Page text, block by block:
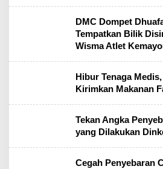
DMC Dompet
Tempatkan Bilik
Wisma Atlet
Hibur Tenaga
Kirimkan Makanan
Tekan Angka
yang Dilakukan
Cegah Penyebaran